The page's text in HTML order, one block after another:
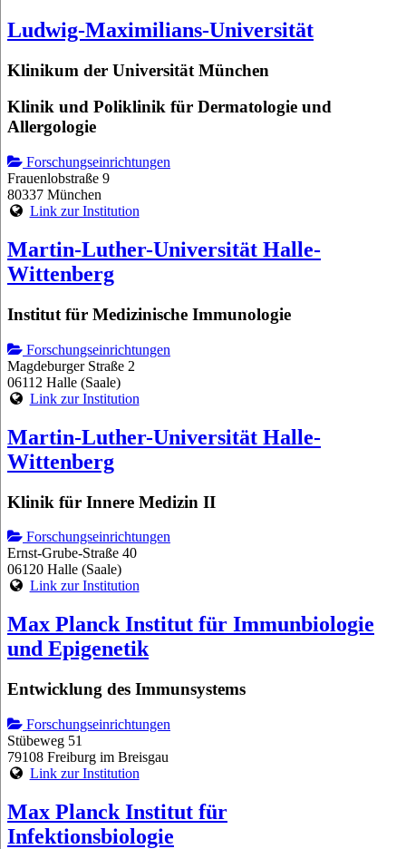
Ludwig-Maximilians-Universität
Klinikum der Universität München
Klinik und Poliklinik für Dermatologie und
Allergologie
Forschungseinrichtungen
Frauenlobstraße 9
80337 München
Link zur Institution
Martin-Luther-Universität Halle-
Wittenberg
Institut für Medizinische Immunologie
Forschungseinrichtungen
Magdeburger Straße 2
06112 Halle (Saale)
Link zur Institution
Martin-Luther-Universität Halle-
Wittenberg
Klinik für Innere Medizin II
Forschungseinrichtungen
Ernst-Grube-Straße 40
06120 Halle (Saale)
Link zur Institution
Max Planck Institut für Immunbiologie
und Epigenetik
Entwicklung des Immunsystems
Forschungseinrichtungen
Stübeweg 51
79108 Freiburg im Breisgau
Link zur Institution
Max Planck Institut für
Infektionsbiologie